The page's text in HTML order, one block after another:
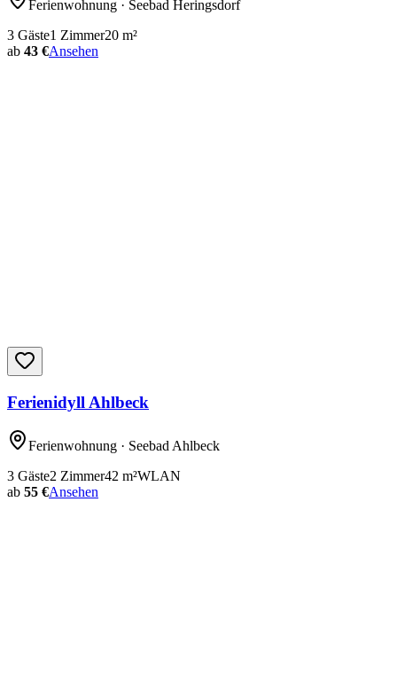
Ferienwohnung · Seebad Heringsdorf
3 Gäste1 Zimmer20 m²
ab 43 €Ansehen
Ferienidyll Ahlbeck
Ferienwohnung · Seebad Ahlbeck
3 Gäste2 Zimmer42 m²WLAN
ab 55 €Ansehen